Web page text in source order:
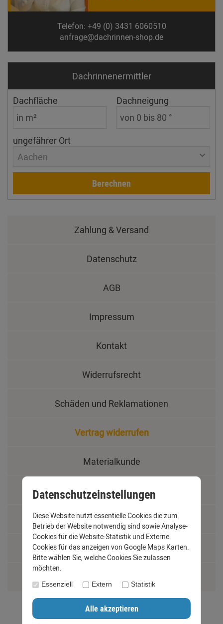
Telefon: +49 (0) 3431 6060510
anfrage@dachrinnen-shop.de
Dachrinnen­ermittler
Dachfläche Dachneigung
ungefährer Ort
Aachen
Berechnen
Zahlung & Versand
Datenschutz
AGB
Impressum
Kontakt
Widerrufsrecht
Schäden und Reklamationen
Vertrag widerrufen
Materialkunde
Fachbegriffe
Jobs
Montage und Installationshilfen
Datenschutzeinstellungen
Diese Website nutzt essentielle Cookies die zum
Betrieb der Website notwendig sind sowie Analyse-
Cookies für die Website-Statistik und Externe
Cookies für das anzeigen von Google Maps Karten.
Bitte wählen Sie, welche Cookies Sie zulassen
möchten.
Essenziell Extern Statistik